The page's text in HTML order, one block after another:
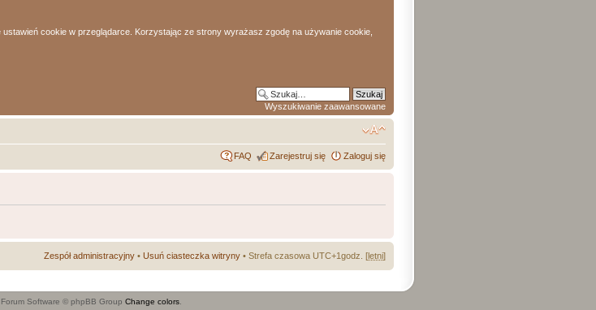
cookie w przeglądarce. Korzystając ze strony wyrażasz zgodę na używanie cookie,
Wyszukiwanie zaawansowane
FAQ Zarejestruj się Zaloguj się
Zespół administracyjny • Usuń ciasteczka witryny • Strefa czasowa UTC+1godz. [letni]
Software © phpBB Group Change colors.